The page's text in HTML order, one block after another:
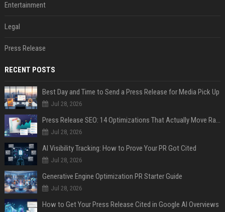
Entertainment
Legal
Press Release
RECENT POSTS
Best Day and Time to Send a Press Release for Media Pick Up
Jul 28, 2026
Press Release SEO: 14 Optimizations That Actually Move Rankings
Jul 28, 2026
AI Visibility Tracking: How to Prove Your PR Got Cited
Jul 28, 2026
Generative Engine Optimization PR Starter Guide
Jul 28, 2026
How to Get Your Press Release Cited in Google AI Overviews